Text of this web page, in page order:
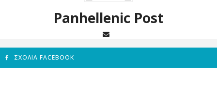
Panhellenic Post
ΣΧΌΛΙΑ FACEBOOK